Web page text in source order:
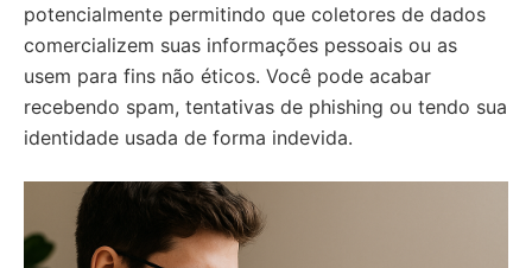
potencialmente permitindo que coletores de dados
comercializem suas informações pessoais ou as
usem para fins não éticos. Você pode acabar
recebendo spam, tentativas de phishing ou tendo sua
identidade usada de forma indevida.